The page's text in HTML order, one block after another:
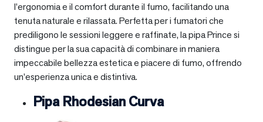
l’ergonomia e il comfort durante il fumo, facilitando una
tenuta naturale e rilassata. Perfetta per i fumatori che
prediligono le sessioni leggere e raffinate, la pipa Prince si
distingue per la sua capacità di combinare in maniera
impeccabile bellezza estetica e piacere di fumo, offrendo
un’esperienza unica e distintiva.
Pipa Rhodesian Curva